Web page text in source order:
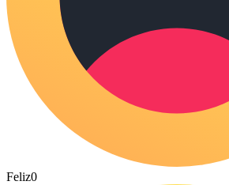
Feliz0